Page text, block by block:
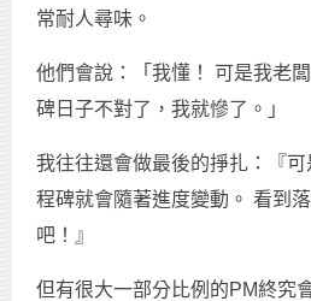
常耐人尋味。
他們會說：「我懂！ 可是我老
碑日子不對了，我就慘了。」
我往往還會做最後的掙扎：『
程碑就會隨著進度變動。 看到
吧！』
但有很大一部分比例的PM終究